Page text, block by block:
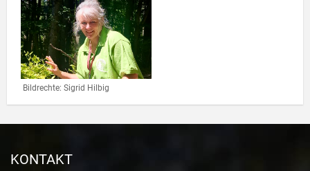
Link zur Großansicht eines Stimmungsbildes
Bildrechte: Sigrid Hilbig
KONTAKT